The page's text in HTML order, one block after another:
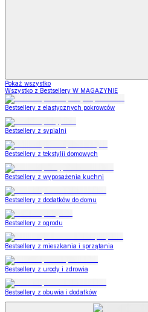
Pokaż wszystko
Wszystko z Bestsellery W MAGAZYNIE
Bestsellery z elastycznych pokrowców
Bestsellery z sypialni
Bestsellery z tekstylii domowych
Bestsellery z wyposażenia kuchni
Bestsellery z dodatków do domu
Bestsellery z ogrodu
Bestsellery z mieszkania i sprzątania
Bestsellery z urody i zdrowia
Bestsellery z obuwia i dodatków